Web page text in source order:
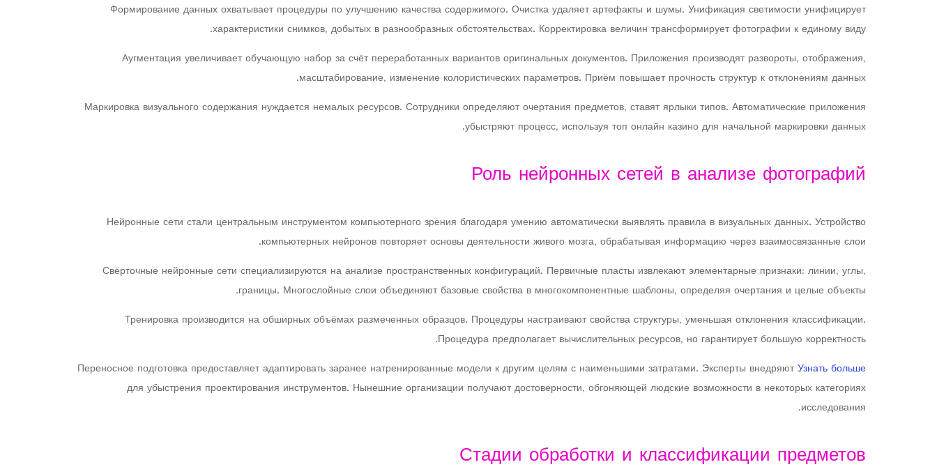
Формирование данных охватывает процедуры по улучшению качества содержимого. Очистка удаляет артефакты и шумы. Унификация светимости унифицирует
характеристики снимков, добытых в разнообразных обстоятельствах. Корректировка величин трансформирует фотографии к единому виду.
Аугментация увеличивает обучающую набор за счёт переработанных вариантов оригинальных документов. Приложения производят развороты, отображения,
масштабирование, изменение колористических параметров. Приём повышает прочность структур к отклонениям данных.
Маркировка визуального содержания нуждается немалых ресурсов. Сотрудники определяют очертания предметов, ставят ярлыки типов. Автоматические приложения
убыстряют процесс, используя топ онлайн казино для начальной маркировки данных.
Роль нейронных сетей в анализе фотографий
Нейронные сети стали центральным инструментом компьютерного зрения благодаря умению автоматически выявлять правила в визуальных данных. Устройство
компьютерных нейронов повторяет основы деятельности живого мозга, обрабатывая информацию через взаимосвязанные слои.
Свёрточные нейронные сети специализируются на анализе пространственных конфигураций. Первичные пласты извлекают элементарные признаки: линии, углы,
границы. Многослойные слои объединяют базовые свойства в многокомпонентные шаблоны, определяя очертания и целые объекты.
Тренировка производится на обширных объёмах размеченных образцов. Процедуры настраивают свойства структуры, уменьшая отклонения классификации.
Процедура предполагает вычислительных ресурсов, но гарантирует большую корректность.
Переносное подготовка предоставляет адаптировать заранее натренированные модели к другим целям с наименьшими затратами. Эксперты внедряютУзнать больше
для убыстрения проектирования инструментов. Нынешние организации получают достоверности, обгоняющей людские возможности в некоторых категориях
исследования.
Стадии обработки и классификации предметов